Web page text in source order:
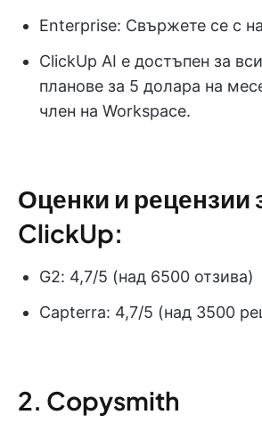
Enterprise: Свържете се с
ClickUp AI е достъпен за
планове за 5 долара на
член на Workspace.
Оценки и рецензии
ClickUp:
G2: 4,7/5 (над 6500 отзива)
Capterra: 4,7/5 (над 3500
2. Copysmith